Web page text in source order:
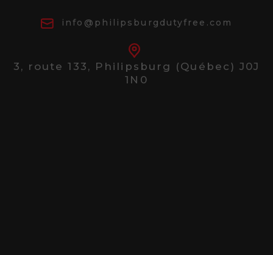
info@philipsburgdutyfree.com
3, route 133, Philipsburg (Québec) J0J
1N0